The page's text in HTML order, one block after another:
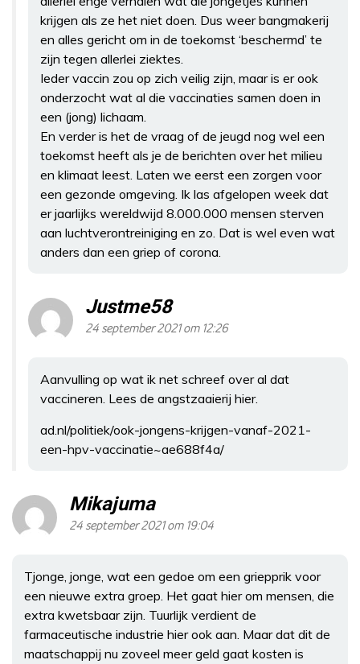
krijgen als ze het niet doen. Dus weer bangmakerij
en alles gericht om in de toekomst ‘beschermd’ te
zijn tegen allerlei ziektes.
Ieder vaccin zou op zich veilig zijn, maar is er ook
onderzocht wat al die vaccinaties samen doen in
een (jong) lichaam.
En verder is het de vraag of de jeugd nog wel een
toekomst heeft als je de berichten over het milieu
en klimaat leest. Laten we eerst een zorgen voor
een gezonde omgeving. Ik las afgelopen week dat
er jaarlijks wereldwijd 8.000.000 mensen sterven
aan luchtverontreiniging en zo. Dat is wel even wat
anders dan een griep of corona.
Justme58
24 september 2021 om 12:26
Aanvulling op wat ik net schreef over al dat
vaccineren. Lees de angstzaaierij hier.
ad.nl/politiek/ook-jongens-krijgen-vanaf-2021-
een-hpv-vaccinatie~ae688f4a/
Mikajuma
24 september 2021 om 19:04
Tjonge, jonge, wat een gedoe om een griepprik voor
een nieuwe extra groep. Het gaat hier om mensen, die
extra kwetsbaar zijn. Tuurlijk verdient de
farmaceutische industrie hier ook aan. Maar dat dit de
maatschappij nu zoveel meer geld gaat kosten is